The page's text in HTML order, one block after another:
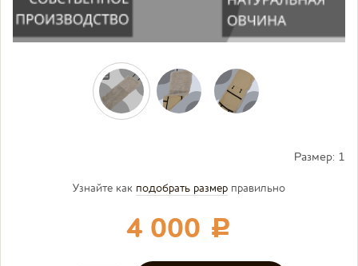
Узнайте как подобрать размер правильно
4 000 c
Размер: 1